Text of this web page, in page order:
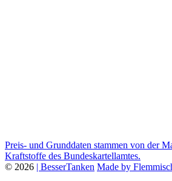
Preis- und Grunddaten stammen von der
Kraftstoffe des Bundeskartellamtes.
© 2026 | BesserTanken Made by